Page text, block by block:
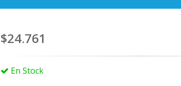
$24.761
En Stock